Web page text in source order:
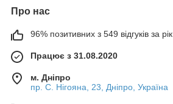
Про нас
96% позитивних з 549 відгуків за рік
Працює з 31.08.2020
м. Дніпро
пр. С. Нігояна, 23, Дніпро, Україна